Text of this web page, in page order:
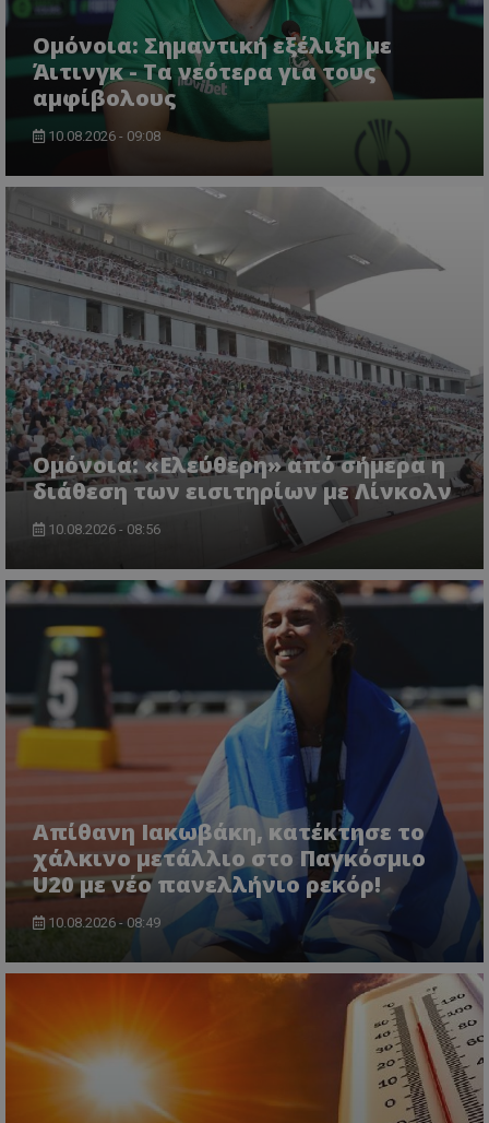
Ομόνοια: Σημαντική εξέλιξη με
Άιτινγκ - Τα νεότερα για τους
αμφίβολους
10.08.2026 - 09:08
Ομόνοια: «Ελεύθερη» από σήμερα η
διάθεση των εισιτηρίων με Λίνκολν
10.08.2026 - 08:56
Απίθανη Ιακωβάκη, κατέκτησε το
χάλκινο μετάλλιο στο Παγκόσμιο
U20 με νέο πανελλήνιο ρεκόρ!
10.08.2026 - 08:49